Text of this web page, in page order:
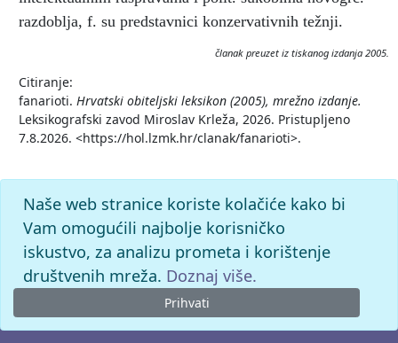
razdoblja, f. su predstavnici konzervativnih težnji.
članak preuzet iz tiskanog izdanja 2005.
Citiranje:
fanarioti. Hrvatski obiteljski leksikon (2005), mrežno izdanje.
Leksikografski zavod Miroslav Krleža, 2026. Pristupljeno
7.8.2026. <https://hol.lzmk.hr/clanak/fanarioti>.
Naše web stranice koriste kolačiće kako bi
Vam omogućili najbolje korisničko
iskustvo, za analizu prometa i korištenje
društvenih mreža. Doznaj više.
Prihvati
© 2026. -Leksikografski zavodMiroslav Krleža